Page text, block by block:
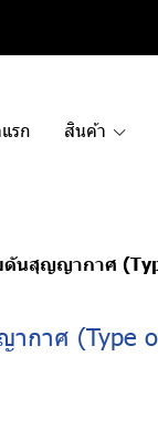
รก สินค้า
ดันสุญญากาศ
กาศ (Type